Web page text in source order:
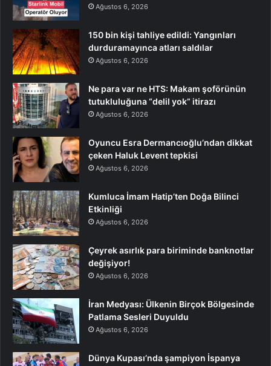
Ağustos 6, 2026
150 bin kişi tahliye edildi: Yangınları
durduramayınca atları saldılar
Ağustos 6, 2026
Ne para var ne HTS: Makam şoförünün
tutukluluğuna “delil yok” itirazı
Ağustos 6, 2026
Oyuncu Esra Dermancıoğlu’ndan dikkat
çeken Haluk Levent tepkisi
Ağustos 6, 2026
Kumluca İmam Hatip’ten Doğa Bilinci
Etkinliği
Ağustos 6, 2026
Çeyrek asırlık para biriminde banknotlar
değişiyor!
Ağustos 6, 2026
İran Medyası: Ülkenin Birçok Bölgesinde
Patlama Sesleri Duyuldu
Ağustos 6, 2026
Dünya Kupası’nda şampiyon İspanya